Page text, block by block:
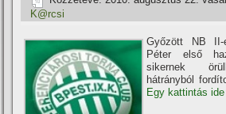
K@rcsi
Győzött NB II-
Péter első
sikernek
hátrányból
Egy kattintás